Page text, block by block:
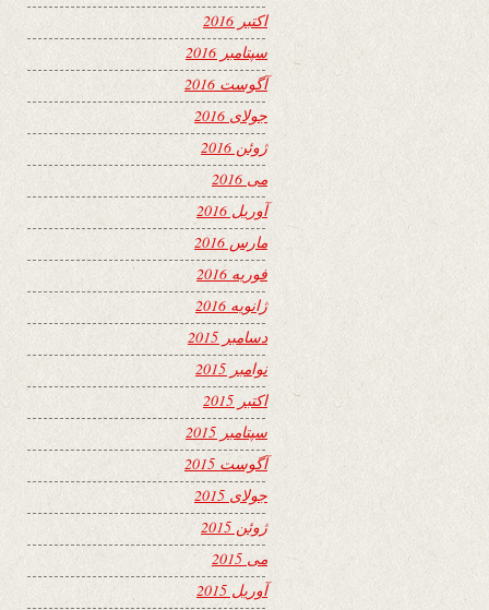
اکتبر 2016
سپتامبر 2016
آگوست 2016
جولای 2016
ژوئن 2016
می 2016
آوریل 2016
مارس 2016
فوریه 2016
ژانویه 2016
دسامبر 2015
نوامبر 2015
اکتبر 2015
سپتامبر 2015
آگوست 2015
جولای 2015
ژوئن 2015
می 2015
آوریل 2015